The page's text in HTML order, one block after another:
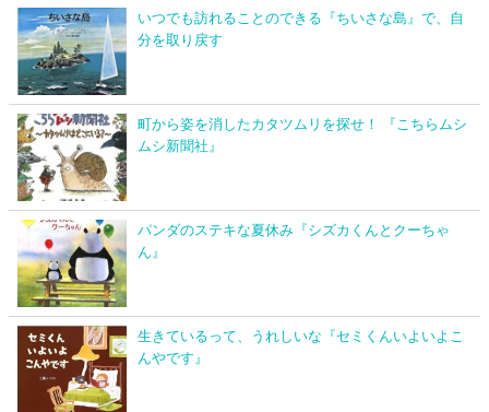
いつでも訪れることのできる『ちいさな島』で、自
分を取り戻す
町から姿を消したカタツムリを探せ！ 『こちらムシ
ムシ新聞社』
パンダのステキな夏休み『シズカくんとクーちゃ
ん』
生きているって、うれしいな『セミくんいよいよこ
んやです』